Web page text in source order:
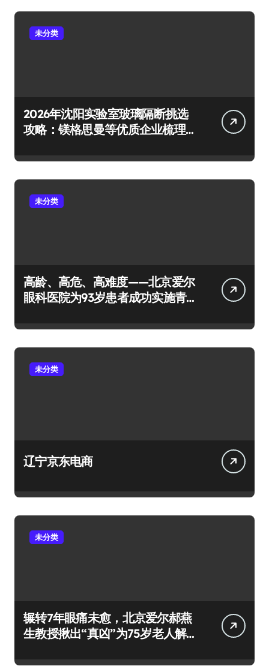
未分类
2026年沈阳实验室玻璃隔断挑选
攻略：镁格思曼等优质企业梳理
未分类
高龄、高危、高难度——北京爱尔
眼科医院为93岁患者成功实施青
未分类
辽宁京东电商
未分类
辗转7年眼痛未愈，北京爱尔郝燕
生教授揪出“真凶”为75岁老人解